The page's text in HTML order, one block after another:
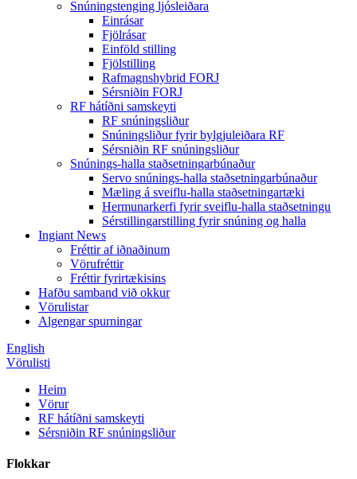
Snúningstenging ljósleiðara
Einrásar
Fjölrásar
Einföld stilling
Fjölstilling
Rafmagnshybrid FORJ
Sérsniðin FORJ
RF hátíðni samskeyti
RF snúningsliður
Snúningsliður fyrir bylgjuleiðara RF
Sérsniðin RF snúningsliður
Snúnings-halla staðsetningarbúnaður
Servo snúnings-halla staðsetningarbúnaður
Mæling á sveiflu-halla staðsetningartæki
Hermunarkerfi fyrir sveiflu-halla staðsetningu
Sérstillingarstilling fyrir snúning og halla
Ingiant News
Fréttir af iðnaðinum
Vörufréttir
Fréttir fyrirtækisins
Hafðu samband við okkur
Vörulistar
Algengar spurningar
English
Vörulisti
Heim
Vörur
RF hátíðni samskeyti
Sérsniðin RF snúningsliður
Flokkar